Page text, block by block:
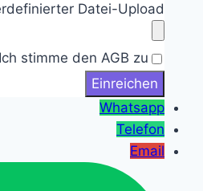
Datei-Upload
Ich stimme den AGB zu.
Whatsapp
Telefon
Email